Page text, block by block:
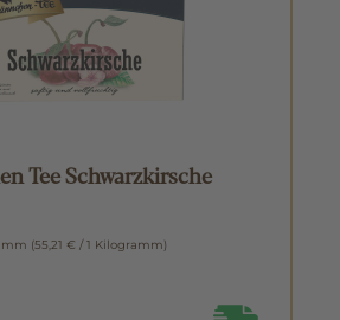
Tee Schwarzkirsche
(55,21 € / 1 Kilogramm)